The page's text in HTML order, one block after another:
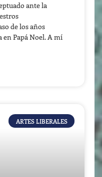
ante la
de los años
Papá Noel. A mí
ARTES LIBERALES